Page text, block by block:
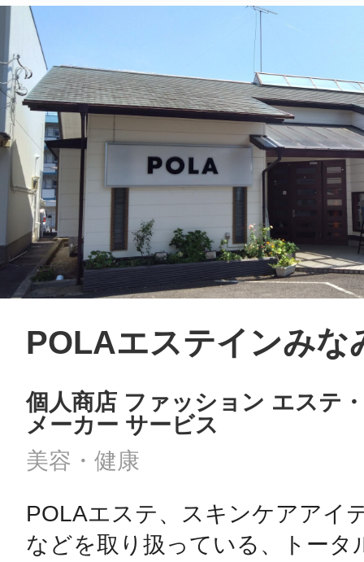
POLAエステインみな
個人商店 ファッション エステ
メーカー サービス
美容・健康
POLAエステ、スキンケアアイ
などを取り扱っている、トータ